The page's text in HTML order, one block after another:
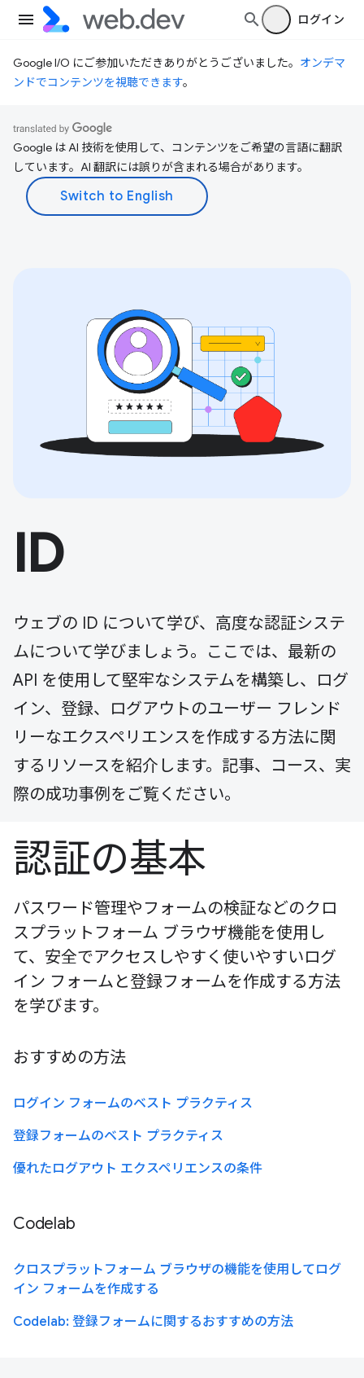
ログイン
Google I/O にご参加いただきありがとうございました。 オンデマ
ンドでコンテンツを視聴できます。
Google は AI 技術を使用して、コンテンツをご希望の言語に翻訳
しています。AI 翻訳には誤りが含まれる場合があります。
ID
ウェブの ID について学び、高度な認証システ
ムについて学びましょう。ここでは、最新の
API を使用して堅牢なシステムを構築し、ログ
イン、登録、ログアウトのユーザー フレンド
リーなエクスペリエンスを作成する方法に関
するリソースを紹介します。記事、コース、実
際の成功事例をご覧ください。
認証の基本
パスワード管理やフォームの検証などのクロ
スプラットフォーム ブラウザ機能を使用し
て、安全でアクセスしやすく使いやすいログ
イン フォームと登録フォームを作成する方法
を学びます。
おすすめの方法
ログイン フォームのベスト プラクティス
登録フォームのベスト プラクティス
優れたログアウト エクスペリエンスの条件
Codelab
クロスプラットフォーム ブラウザの機能を使用してログ
イン フォームを作成する
Codelab: 登録フォームに関するおすすめの方法